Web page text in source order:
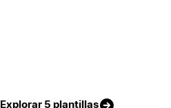
Explorar 5 plantillas